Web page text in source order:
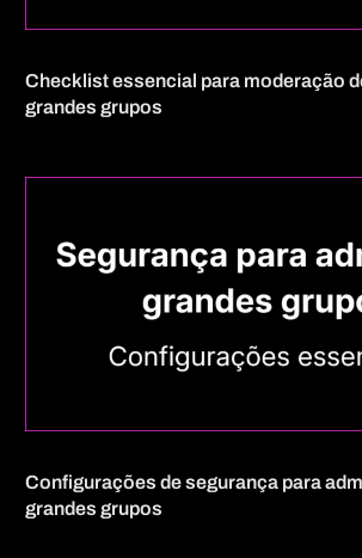
Checklist essencial para moderação
grandes grupos
Configurações de segurança para
grandes grupos